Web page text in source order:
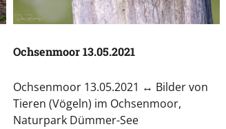
Ochsenmoor 13.05.2021
Ochsenmoor 13.05.2021 ↔ Bilder von
Tieren (Vögeln) im Ochsenmoor,
Naturpark Dümmer-See